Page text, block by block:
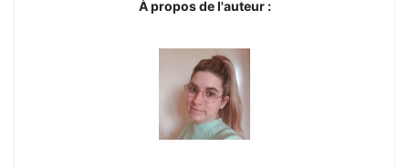
À propos de l'auteur :